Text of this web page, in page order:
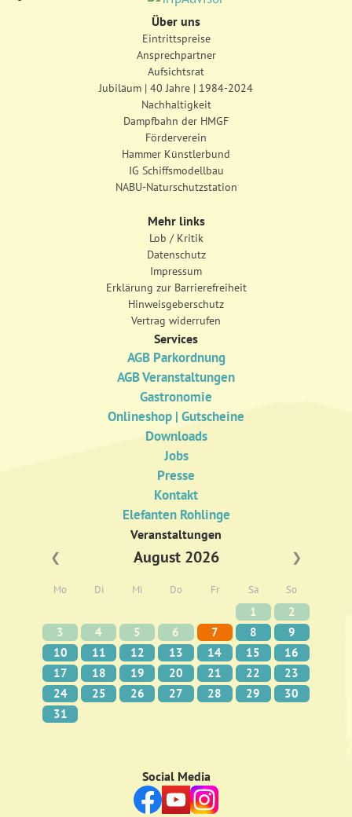
Über uns
Eintrittspreise
Ansprechpartner
Aufsichtsrat
Jubiläum | 40 Jahre | 1984-2024
Nachhaltigkeit
Dampfbahn der HMGF
Förderverein
Hammer Künstlerbund
IG Schiffsmodellbau
NABU-Naturschutzstation
Mehr links
Lob / Kritik
Datenschutz
Impressum
Erklärung zur Barrierefreiheit
Hinweisgeberschutz
Vertrag widerrufen
Services
AGB Parkordnung
AGB Veranstaltungen
Gastronomie
Onlineshop | Gutscheine
Downloads
Jobs
Presse
Kontakt
Elefanten Rohlinge
Veranstaltungen
❮
August 2026 ❯
Mo Di Mi Do Fr Sa So
1
2
3
4 5 6 7 8
9
10
11 12 13 14 15
16
17
18 19 20 21 22
23
24
25 26 27 28 29
30
31
Social Media